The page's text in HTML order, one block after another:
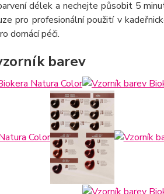
délek a nechejte působit 5
pro profesionální použití v
domácí péči.
barev